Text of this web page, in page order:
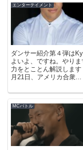
エンターテイメント
ダンサー紹介第４弾は
よいよ、ですね。やり
力をとことん解説しま
月21日、アメリカ合衆...
MCバトル